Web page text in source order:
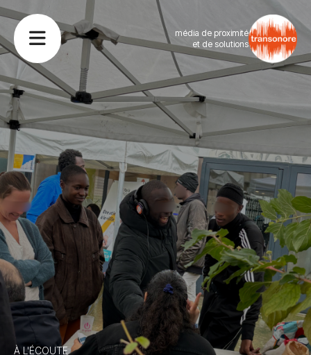
média de proximité
et de solutions
À L'ÉCOUTE